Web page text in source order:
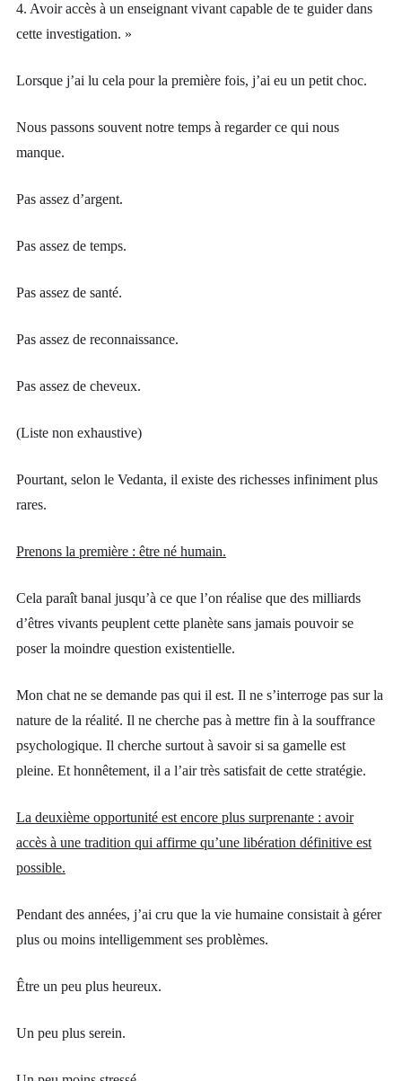
4. Avoir accès à un enseignant vivant capable de te guider dans
cette investigation. »
Lorsque j’ai lu cela pour la première fois, j’ai eu un petit choc.
Nous passons souvent notre temps à regarder ce qui nous
manque.
Pas assez d’argent.
Pas assez de temps.
Pas assez de santé.
Pas assez de reconnaissance.
Pas assez de cheveux.
(Liste non exhaustive)
Pourtant, selon le Vedanta, il existe des richesses infiniment plus
rares.
Prenons la première : être né humain.
Cela paraît banal jusqu’à ce que l’on réalise que des milliards
d’êtres vivants peuplent cette planète sans jamais pouvoir se
poser la moindre question existentielle.
Mon chat ne se demande pas qui il est. Il ne s’interroge pas sur la
nature de la réalité. Il ne cherche pas à mettre fin à la souffrance
psychologique. Il cherche surtout à savoir si sa gamelle est
pleine. Et honnêtement, il a l’air très satisfait de cette stratégie.
La deuxième opportunité est encore plus surprenante : avoir
accès à une tradition qui affirme qu’une libération définitive est
possible.
Pendant des années, j’ai cru que la vie humaine consistait à gérer
plus ou moins intelligemment ses problèmes.
Être un peu plus heureux.
Un peu plus serein.